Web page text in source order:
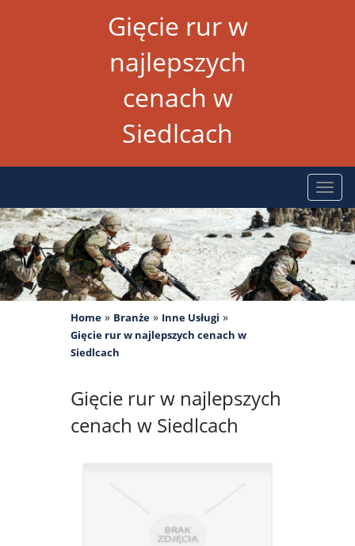
Gięcie rur w
najlepszych
cenach w
Siedlcach
Home » Branże » Inne Usługi »
Gięcie rur w najlepszych cenach w
Siedlcach
Gięcie rur w najlepszych
cenach w Siedlcach